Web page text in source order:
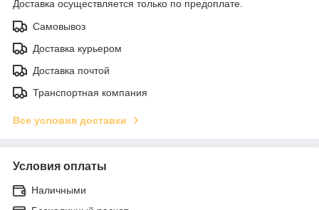
Доставка осуществляется только по предоплате.
Самовывоз
Доставка курьером
Доставка почтой
Транспортная компания
Все условия доставки
Условия оплаты
Наличными